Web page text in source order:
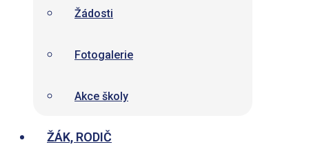
Žádosti
Fotogalerie
Akce školy
ŽÁK, RODIČ